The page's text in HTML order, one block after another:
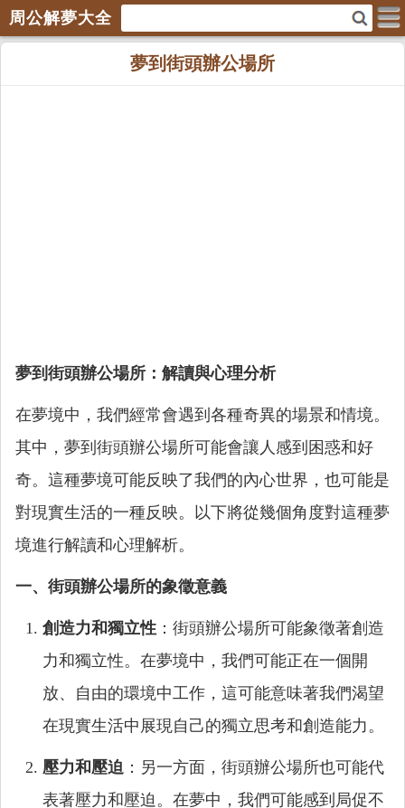
周公解夢大全
夢到街頭辦公場所
夢到街頭辦公場所：解讀與心理分析
在夢境中，我們經常會遇到各種奇異的場景和情境。
其中，夢到街頭辦公場所可能會讓人感到困惑和好
奇。這種夢境可能反映了我們的內心世界，也可能是
對現實生活的一種反映。以下將從幾個角度對這種夢
境進行解讀和心理解析。
一、街頭辦公場所的象徵意義
創造力和獨立性 ：街頭辦公場所可能象徵著創造
力和獨立性。在夢境中，我們可能正在一個開
放、自由的環境中工作，這可能意味著我們渴望
在現實生活中展現自己的獨立思考和創造能力。
壓力和壓迫 ：另一方面，街頭辦公場所也可能代
表著壓力和壓迫。在夢中，我們可能感到局促不